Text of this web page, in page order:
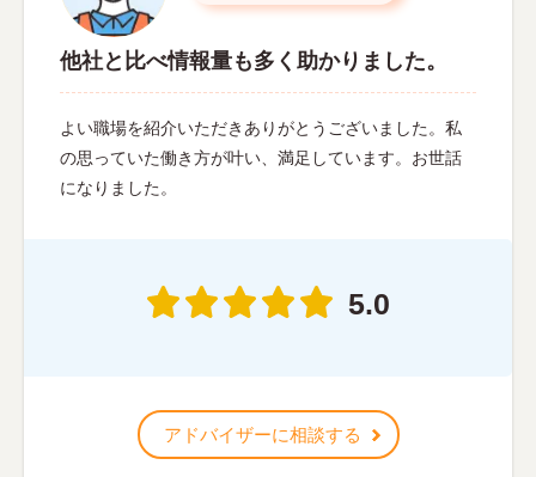
他社と比べ情報量も多く助かりました。
よい職場を紹介いただきありがとうございました。私
の思っていた働き方が叶い、満足しています。お世話
になりました。
5.0
アドバイザーに相談する